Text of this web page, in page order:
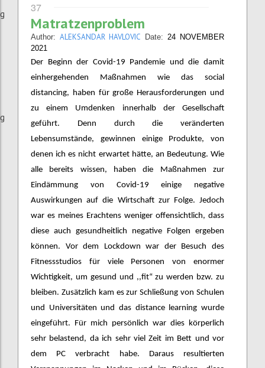
37
Matratzenproblem
Author: ALEKSANDAR HAVLOVIC Date: 24 NOVEMBER
2021
Der Beginn der Covid-19 Pandemie und die damit
einhergehenden Maßnahmen wie das social
distancing, haben für große Herausforderungen und
zu einem Umdenken innerhalb der Gesellschaft
geführt. Denn durch die veränderten
Lebensumstände, gewinnen einige Produkte, von
denen ich es nicht erwartet hätte, an Bedeutung. Wie
alle bereits wissen, haben die Maßnahmen zur
Eindämmung von Covid-19 einige negative
Auswirkungen auf die Wirtschaft zur Folge. Jedoch
war es meines Erachtens weniger offensichtlich, dass
diese auch gesundheitlich negative Folgen ergeben
können. Vor dem Lockdown war der Besuch des
Fitnessstudios für viele Personen von enormer
Wichtigkeit, um gesund und ,,fit“ zu werden bzw. zu
bleiben. Zusätzlich kam es zur Schließung von Schulen
und Universitäten und das distance learning wurde
eingeführt. Für mich persönlich war dies körperlich
sehr belastend, da ich sehr viel Zeit im Bett und vor
dem PC verbracht habe. Daraus resultierten